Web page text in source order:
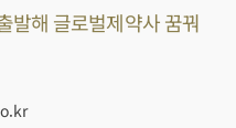
발해 글로벌제약사 꿈꿔